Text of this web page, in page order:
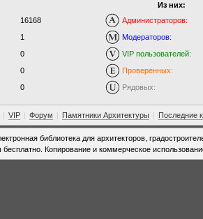
16168
1
0
0
0
Из них:
Администраторов:
Модераторов:
VIP пользователей:
Проверенных:
Рядовых:
| VIP | Форум | Памятники Архитектуры | Последние
библиотека для архитекторов,
Копирование и коммерческое